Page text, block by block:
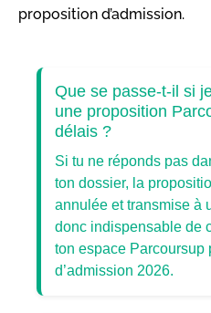
proposition d’admission.
Que se passe-t-il si
une proposition
délais ?
Si tu ne réponds pas
ton dossier, la
annulée et transmise à
donc indispensable de
ton espace Parcoursup
d’admission 2026.